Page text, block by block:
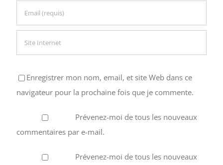
Enregistrer mon nom, email, et site Web dans ce
navigateur pour la prochaine fois que je commente.
Prévenez-moi de tous les nouveaux
commentaires par e-mail.
Prévenez-moi de tous les nouveaux